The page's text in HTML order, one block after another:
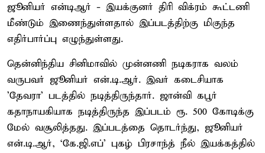
ஜூனியர் என்டிஆர் - இயக்குனர் திரி விக்ரம் கூட்டணி
மீண்டும் இணைந்துள்ளதால் இப்படத்திற்கு மிகுந்த
எதிர்பார்ப்பு எழுந்துள்ளது.
தென்னிந்திய சினிமாவில் முன்னணி நடிகராக வலம்
வருபவர் ஜூனியர் என்.டி.ஆர். இவர் கடைசியாக
'தேவரா' படத்தில் நடித்திருந்தார். ஜான்வி கபூர்
கதாநாயகியாக நடித்திருந்த இப்படம் ரூ. 500 கோடிக்கு
மேல் வசூலித்தது. இப்படத்தை தொடர்ந்து, ஜூனியர்
என்.டி.ஆர், ‘கே.ஜி.எப்’ புகழ் பிரசாந்த் நீல் இயக்கத்தில்